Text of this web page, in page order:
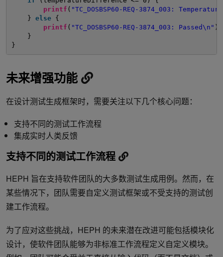
printf ( "TC_DOSBSP60-REQ-3874_003:
} else
{
printf ( "TC_DOSBSP60-REQ-3874_003: Passed\n" );
}
}
未来增强功能
在设计测试生成框架时，需要关注以下几个核心问题：
支持不同的测试工作流程
集成实时人类反馈
支持不同的测试工作流程
HEPH 旨在支持软件团队的大多数测试生成用例。然而，在
某些情况下，团队需要自定义测试框架或不受支持的测试创
建工作流程。
为了应对这些挑战，HEPH 的未来潜在改进可能包括模块化
设计，使软件团队能够为非标准工作流程定义自定义模块。